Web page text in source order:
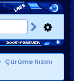
Çürüme hızını